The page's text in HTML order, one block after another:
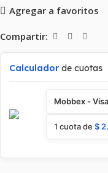
Agregar a favoritos
Compartir:
Calculador de cuotas
Mobbex -
1 cuota de $